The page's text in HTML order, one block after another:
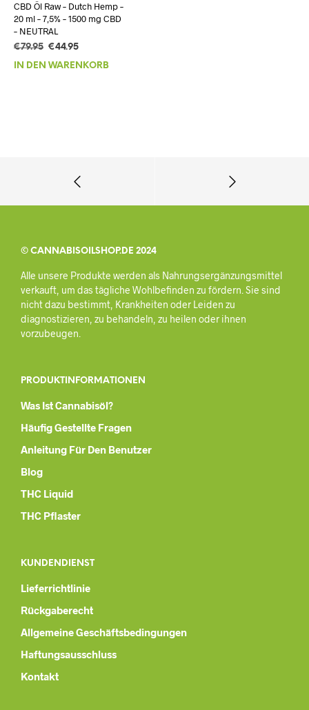
CBD Öl Raw – Dutch Hemp –
20 ml – 7,5% – 1500 mg CBD
– NEUTRAL
€79.95 Ursprünglicher
Preis
€44.95Aktueller
Preis
IN DEN WARENKORB
© CANNABISOILSHOP.DE 2024
Alle unsere Produkte werden als Nahrungsergänzungsmittel
verkauft, um das tägliche Wohlbefinden zu fördern. Sie sind
nicht dazu bestimmt, Krankheiten oder Leiden zu
diagnostizieren, zu behandeln, zu heilen oder ihnen
vorzubeugen.
PRODUKTINFORMATIONEN
Was Ist Cannabisöl?
Häufig Gestellte Fragen
Anleitung Für Den Benutzer
Blog
THC Liquid
THC Pflaster
KUNDENDIENST
Lieferrichtlinie
Rückgaberecht
Allgemeine Geschäftsbedingungen
Haftungsausschluss
Kontakt